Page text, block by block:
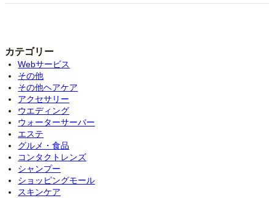
カテゴリー
Webサービス
その他
その他ヘアケア
アクセサリー
ウエディング
ウォーターサーバー
エステ
グルメ・食品
コンタクトレンズ
シャンプー
ショッピングモール
スキンケア